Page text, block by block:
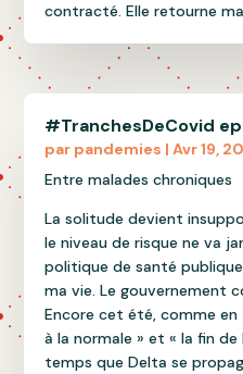
contracté. Elle retourne
#TranchesDeCovid
par pandemies |Avr 19,
Entre malades chroniques
La solitude devient
le niveau de risque ne va
politique de santé
ma vie. Le gouvernement
Encore cet été, comme
à la normale » et « la fin
temps que Delta se